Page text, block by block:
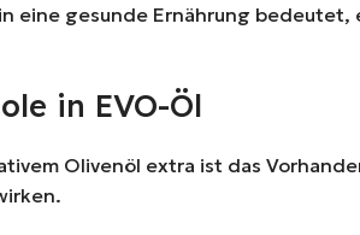
eine gesunde Ernährung
in EVO-Öl
Olivenöl extra ist das